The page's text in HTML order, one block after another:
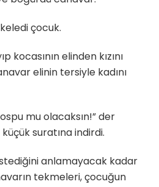
çocuk.
kocasının elinden kızını
elinin tersiyle kadını
mu olacaksın!” der
suratına indirdi.
anlamayacak kadar
tekmeleri, çocuğun